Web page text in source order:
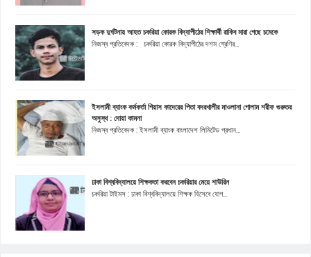
সড়ক দুর্ঘটনায় আহত চকরিয়া কোরক বিদ্যাপীঠের শিক্ষার্থী রাকিব মারা গেছে চমেকে
নিজস্ব প্রতিবেদক : চকরিয়া কোরক বিদ্যাপীঠের দশম শ্রেণির...
ইসলামী ব্যাংক কর্মকর্তা গিয়াস কাদেরের পিতা বদরখালীর মাওলানা গোলাম শরীফ গুরুতর
অসুস্থ : দোয়া কামনা
নিজস্ব প্রতিবেদক : ইসলামী ব্যাংক বাংলাদেশ লিমিটেড প্রধান...
ঢাকা বিশ্ববিদ্যালয়ে শিক্ষকতা করবেন চকরিয়ার মেয়ে শাউরিন
চকরিয়া টাইমস : ঢাকা বিশ্ববিদ্যালয়ে শিক্ষক হিসেবে যোগ...